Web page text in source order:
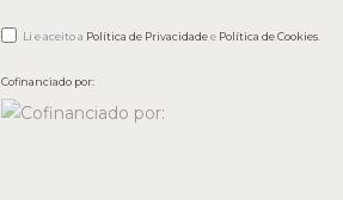
Li e aceito a Política de Privacidadee Política de Cookies.
Cofinanciado por: